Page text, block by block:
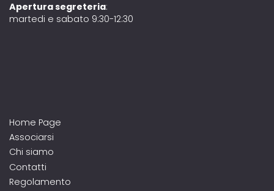
Apertura segreteria:
martedi e sabato 9:30-12:30
Home Page
Associarsi
Chi siamo
Contatti
Regolamento